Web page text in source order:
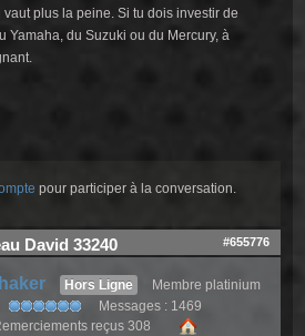
plus la peine. Si tu dois investir de
Yamaha, du Suzuki ou du Mercury, à
pour participer à la conversation.
David 33240 #655776
Hors Ligne
Membre platinium
Messages : 1469
reçus 308